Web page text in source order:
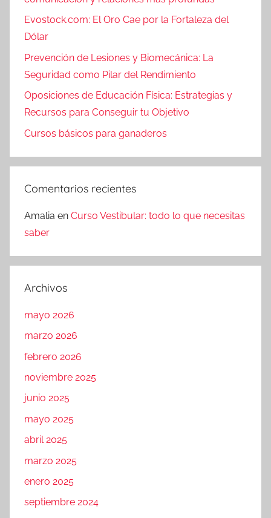
Evostock.com: El Oro Cae por la Fortaleza del
Dólar
Prevención de Lesiones y Biomecánica: La
Seguridad como Pilar del Rendimiento
Oposiciones de Educación Física: Estrategias y
Recursos para Conseguir tu Objetivo
Cursos básicos para ganaderos
Comentarios recientes
Amalia en Curso Vestibular: todo lo que necesitas
saber
Archivos
mayo 2026
marzo 2026
febrero 2026
noviembre 2025
junio 2025
mayo 2025
abril 2025
marzo 2025
enero 2025
septiembre 2024